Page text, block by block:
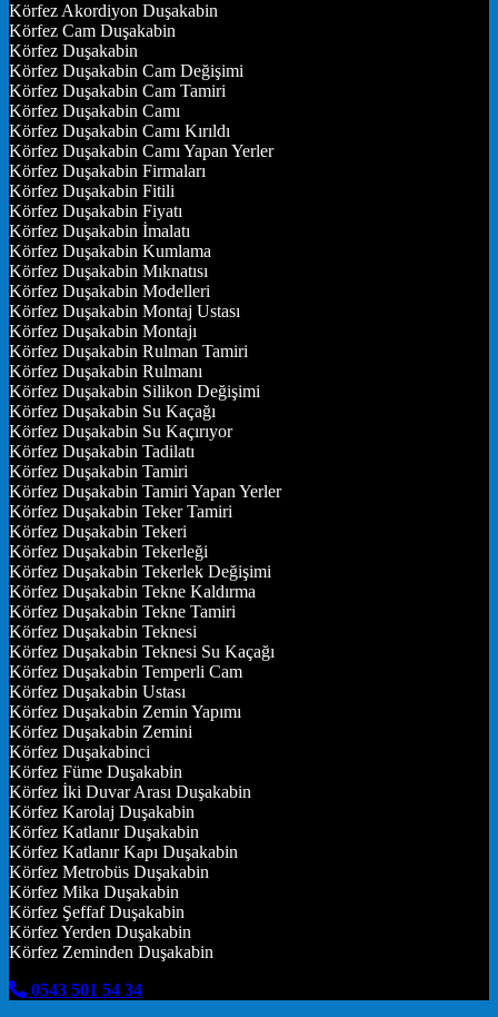
Körfez Akordiyon Duşakabin
Körfez Cam Duşakabin
Körfez Duşakabin
Körfez Duşakabin Cam Değişimi
Körfez Duşakabin Cam Tamiri
Körfez Duşakabin Camı
Körfez Duşakabin Camı Kırıldı
Körfez Duşakabin Camı Yapan Yerler
Körfez Duşakabin Firmaları
Körfez Duşakabin Fitili
Körfez Duşakabin Fiyatı
Körfez Duşakabin İmalatı
Körfez Duşakabin Kumlama
Körfez Duşakabin Mıknatısı
Körfez Duşakabin Modelleri
Körfez Duşakabin Montaj Ustası
Körfez Duşakabin Montajı
Körfez Duşakabin Rulman Tamiri
Körfez Duşakabin Rulmanı
Körfez Duşakabin Silikon Değişimi
Körfez Duşakabin Su Kaçağı
Körfez Duşakabin Su Kaçırıyor
Körfez Duşakabin Tadilatı
Körfez Duşakabin Tamiri
Körfez Duşakabin Tamiri Yapan Yerler
Körfez Duşakabin Teker Tamiri
Körfez Duşakabin Tekeri
Körfez Duşakabin Tekerleği
Körfez Duşakabin Tekerlek Değişimi
Körfez Duşakabin Tekne Kaldırma
Körfez Duşakabin Tekne Tamiri
Körfez Duşakabin Teknesi
Körfez Duşakabin Teknesi Su Kaçağı
Körfez Duşakabin Temperli Cam
Körfez Duşakabin Ustası
Körfez Duşakabin Zemin Yapımı
Körfez Duşakabin Zemini
Körfez Duşakabinci
Körfez Füme Duşakabin
Körfez İki Duvar Arası Duşakabin
Körfez Karolaj Duşakabin
Körfez Katlanır Duşakabin
Körfez Katlanır Kapı Duşakabin
Körfez Metrobüs Duşakabin
Körfez Mika Duşakabin
Körfez Şeffaf Duşakabin
Körfez Yerden Duşakabin
Körfez Zeminden Duşakabin
0543 501 54 34